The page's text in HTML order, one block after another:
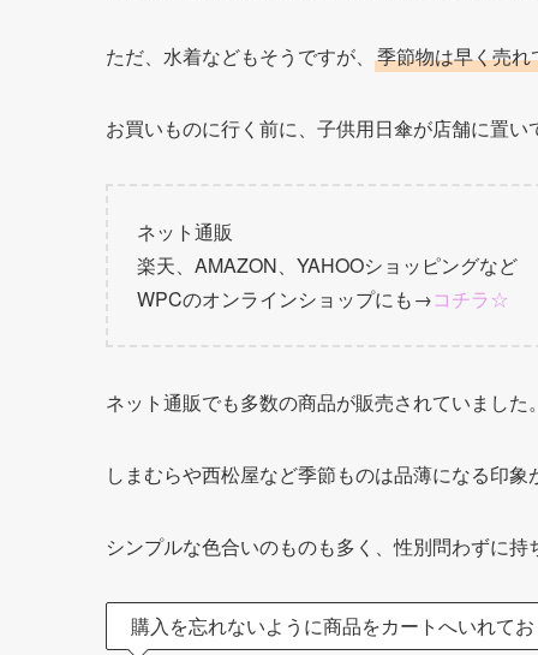
ただ、水着などもそうですが、 季節物は早く売れ
お買いものに行く前に、子供用日傘が店舗に置
ネット通販
楽天、AMAZON、YAHOOショッピングなど
WPCのオンラインショップにも→コチラ☆
ネット通販でも多数の商品が販売されていました
しまむらや西松屋など季節ものは品薄になる印
シンプルな色合いのものも多く、性別問わずに
購入を忘れないように商品をカートへいれて